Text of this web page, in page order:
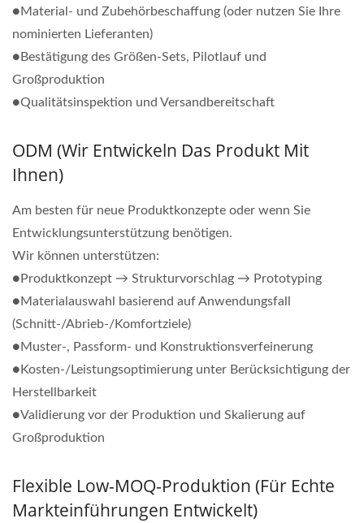
●Material- und Zubehörbeschaffung (oder nutzen Sie Ihre
nominierten Lieferanten)
●Bestätigung des Größen-Sets, Pilotlauf und
Großproduktion
●Qualitätsinspektion und Versandbereitschaft
ODM (Wir Entwickeln Das Produkt Mit
Ihnen)
Am besten für neue Produktkonzepte oder wenn Sie
Entwicklungsunterstützung benötigen.
Wir können unterstützen:
●Produktkonzept → Strukturvorschlag → Prototyping
●Materialauswahl basierend auf Anwendungsfall
(Schnitt-/Abrieb-/Komfortziele)
●Muster-, Passform- und Konstruktionsverfeinerung
●Kosten-/Leistungsoptimierung unter Berücksichtigung der
Herstellbarkeit
●Validierung vor der Produktion und Skalierung auf
Großproduktion
Flexible Low-MOQ-Produktion (Für Echte
Markteinführungen Entwickelt)